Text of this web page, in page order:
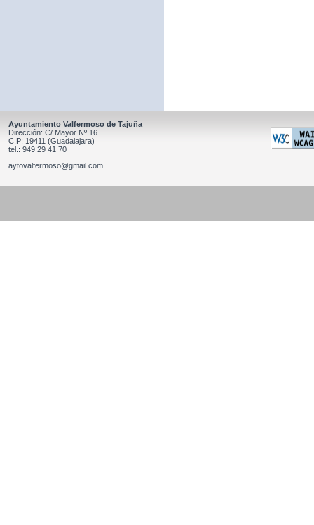
Ayuntamiento Valfermoso de Tajuña
Dirección: C/ Mayor Nº 16
C.P: 19411 (Guadalajara)
tel.: 949 29 41 70
aytovalfermoso@gmail.com